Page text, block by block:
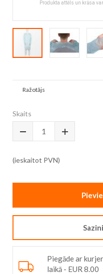
informācijas
Ražotājs
Skaits
(ieskaitot PVN)
Piegāde ar
laikā - EUR 8.00
Produkta attēls un krāsa
to
the
the